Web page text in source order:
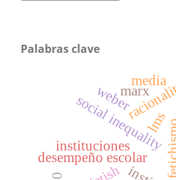
Palabras clave
desempeño escolar
social inequality
weber
instituciones
marx
media
lms